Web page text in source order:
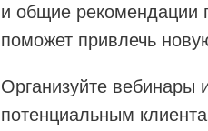
и общие рекомендации
поможет привлечь
Организуйте вебинары
потенциальным